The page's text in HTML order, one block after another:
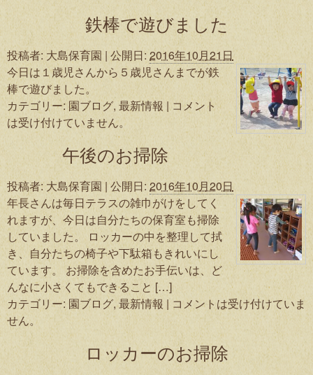
鉄棒で遊びました
投稿者: 大島保育園 | 公開日: 2016年10月21日
今日は１歳児さんから５歳児さんまでが鉄
棒で遊びました。
カテゴリー:園ブログ, 最新情報 | コメント
は受け付けていません。
午後のお掃除
投稿者:大島保育園 |公開日: 2016年10月20日
年長さんは毎日テラスの雑巾がけをしてく
れますが、今日は自分たちの保育室も掃除
していました。 ロッカーの中を整理して拭
き、自分たちの椅子や下駄箱もきれいにし
ています。 お掃除を含めたお手伝いは、ど
んなに小さくてもできること […]
カテゴリー: 園ブログ,最新情報 | コメントは受け付けていま
せん。
ロッカーのお掃除